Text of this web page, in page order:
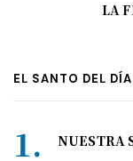
LA
EL SANTO DEL DÍA
NUESTRA